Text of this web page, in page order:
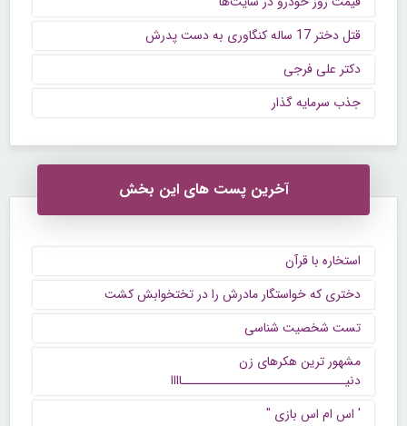
قتل دختر 17 ساله کنگاوری به دست پدرش
دکتر علی فرجی
جذب سرمایه گذار
آخرین پست های این بخش
استخاره با قرآن
دختری که خواستگار مادرش را در تختخوابش کشت
تست شخصیت شناسی
مشهور ترین هکرهای زن
دنیــــــــــــــــــــــــــــــاااا
' اس ام اس بازی "